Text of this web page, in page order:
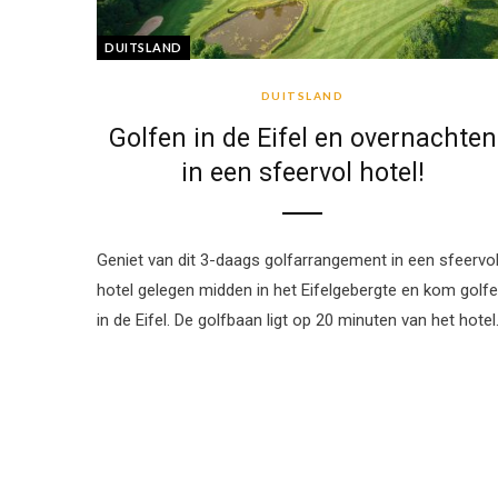
DUITSLAND
DUITSLAND
Golfen in de Eifel en overnachten
in een sfeervol hotel!
Geniet van dit 3-daags golfarrangement in een sfeervol
hotel gelegen midden in het Eifelgebergte en kom
in de Eifel. De golfbaan ligt op 20 minuten van het hotel…